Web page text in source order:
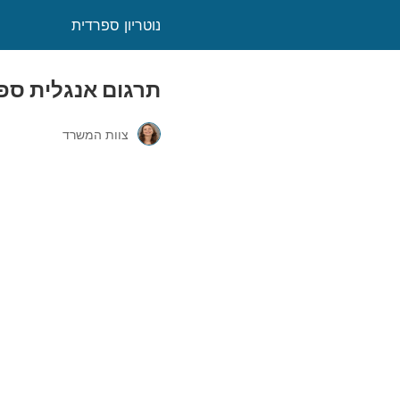
נוטריון ספרדית
תרגום אנגלית
צוות המשרד